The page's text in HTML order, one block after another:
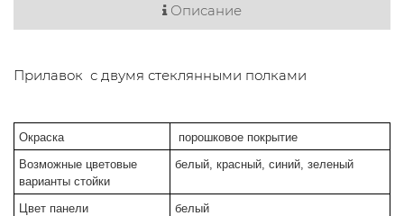
Описание
Прилавок с двумя стеклянными полками
Окраска
порошковое покрытие
Возможные цветовые
варианты стойки
белый, красный, синий, зеленый
Цвет панели
белый